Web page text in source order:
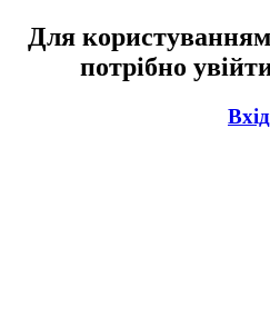
Для
потрібно
Вхід